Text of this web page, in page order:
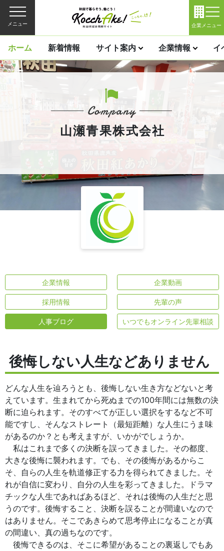
メニュー 企業メニュー
ホーム 新着情報 サイト案内 企業情報 イ
山瀬青果株式会社
企業情報 企業動画
採用情報 先輩の声
人事ブログ いつでもオンライン先輩相談
後悔しない人生などありません
どんな人生を辿ろうとも、後悔しない生き方などないと考
えています。生まれてから死ぬまでの100年間には無数の決
断に迫られます。そのすべてが正しい選択をするなど不可
能ですし、そんなストレート（最短距離）な人生にうま味
があるのか？とも考えますが、いかがでしょうか。
私はこれまで多くの決断を誤ってきました。その都度、
大きな後悔に襲われます。でも、その後悔があるからこ
そ、自らの人生を軌道修正する力を得られてきました。そ
れが自信に変わり、自分の人生を彩ってきました。ドラマ
チックな人生であればあるほど、それは後悔の人生だと思
うのです。後悔すること、決断を誤ることが間違いなので
はありません。そこであきらめて思考停止になることが真
の間違い、真の過ちなのです。
後悔できるのは、そこに希望があることの裏返しでもあ